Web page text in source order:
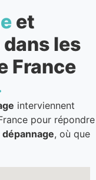
et
dans les
France
interviennent
pour répondre
dépannage, où que